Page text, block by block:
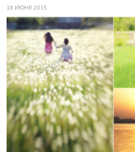
18 ИЮНЯ 2015